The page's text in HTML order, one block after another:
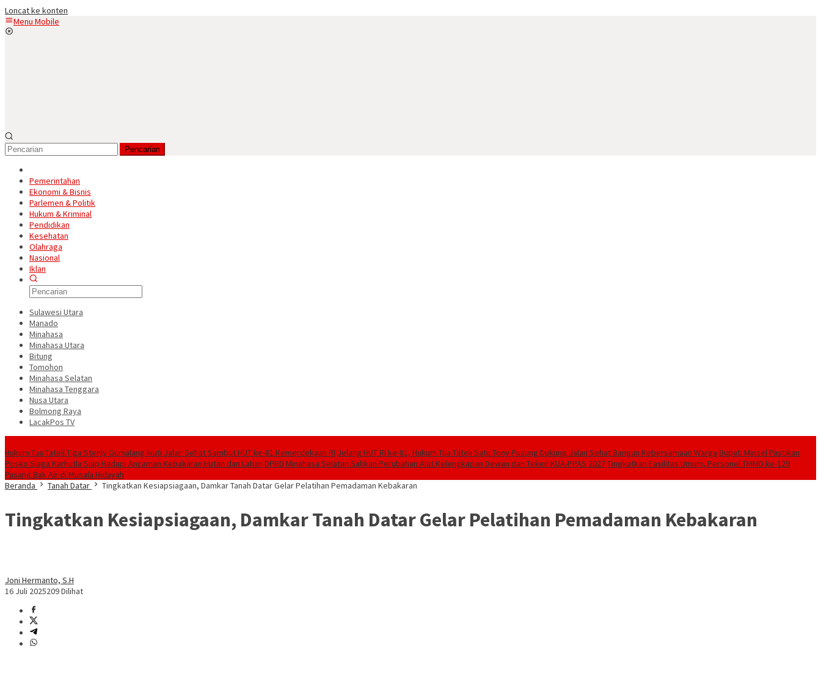
Loncat ke konten
Menu Mobile
Pencarian
Pemerintahan
Ekonomi & Bisnis
Parlemen & Politik
Hukum & Kriminal
Pendidikan
Kesehatan
Olahraga
Nasional
Iklan
Sulawesi Utara
Manado
Minahasa
Minahasa Utara
Bitung
Tomohon
Minahasa Selatan
Minahasa Tenggara
Nusa Utara
Bolmong Raya
LacakPos TV
Hukum Tua Tateli Tiga Stenly Gumalang Ikuti Jalan Sehat Sambut HUT ke-81 Kemerdekaan RI Jelang HUT RI ke-81, Hukum Tua Tateli Satu Tony Pusung Dukung Jalan Sehat Bangun Kebersamaan Warga Bupati Minsel Pastikan
Posko Siaga Karhutla Siap Hadapi Ancaman Kebakaran Hutan dan Lahan DPRD Minahasa Selatan Sahkan Perubahan Alat Kelengkapan Dewan dan Teken KUA-PPAS 2027Tingkatkan Fasilitas Umum, Personel TMMD ke-129
Pasang Bak Air di Musala Hidayah
Beranda
Tanah Datar Tingkatkan Kesiapsiagaan, Damkar Tanah Datar Gelar Pelatihan Pemadaman Kebakaran
Tingkatkan Kesiapsiagaan, Damkar Tanah Datar Gelar Pelatihan Pemadaman Kebakaran
Joni Hermanto, S.H
16 Juli 2025209 Dilihat